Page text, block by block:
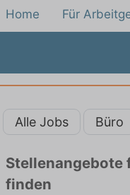
Home Für
Alle Jobs Büro
Stellenangebote
finden